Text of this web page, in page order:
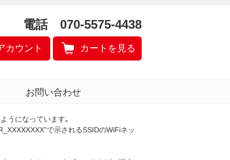
電話 070-5575-4438
カートを見る
カウント
お問い合わせ
うになっています｡
で示されるSSIDのWiFiネッ